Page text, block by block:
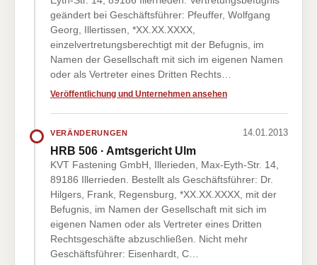
geändert bei Geschäftsführer: Pfeuffer, Wolfgang
Georg, Illertissen, *XX.XX.XXXX,
einzelvertretungsberechtigt mit der Befugnis, im
Namen der Gesellschaft mit sich im eigenen Namen
oder als Vertreter eines Dritten Rechts…
Veröffentlichung und Unternehmen ansehen
VERÄNDERUNGEN 14.01.2013
HRB 506 · Amtsgericht Ulm
KVT Fastening GmbH, Illerieden, Max-Eyth-Str. 14,
89186 Illerrieden. Bestellt als Geschäftsführer: Dr.
Hilgers, Frank, Regensburg, *XX.XX.XXXX, mit der
Befugnis, im Namen der Gesellschaft mit sich im
eigenen Namen oder als Vertreter eines Dritten
Rechtsgeschäfte abzuschließen. Nicht mehr
Geschäftsführer: Eisenhardt, C…